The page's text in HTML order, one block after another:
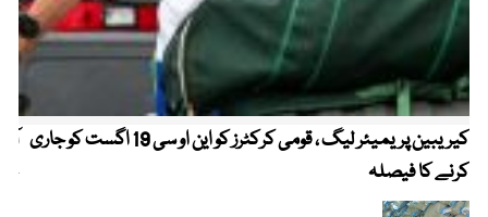
کیریبین پریمیئر لیگ ، قومی کرکٹرز کو این او سی 19 اگست کو جاری
کرنے کا فیصلہ